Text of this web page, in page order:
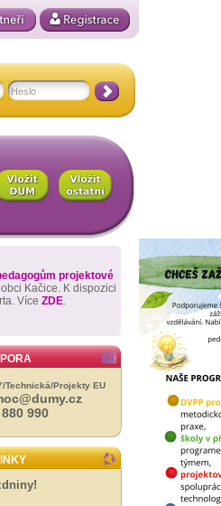
projektové
Kačice. K dispozici
Více ZDE.
Technická/Projekty EU
990